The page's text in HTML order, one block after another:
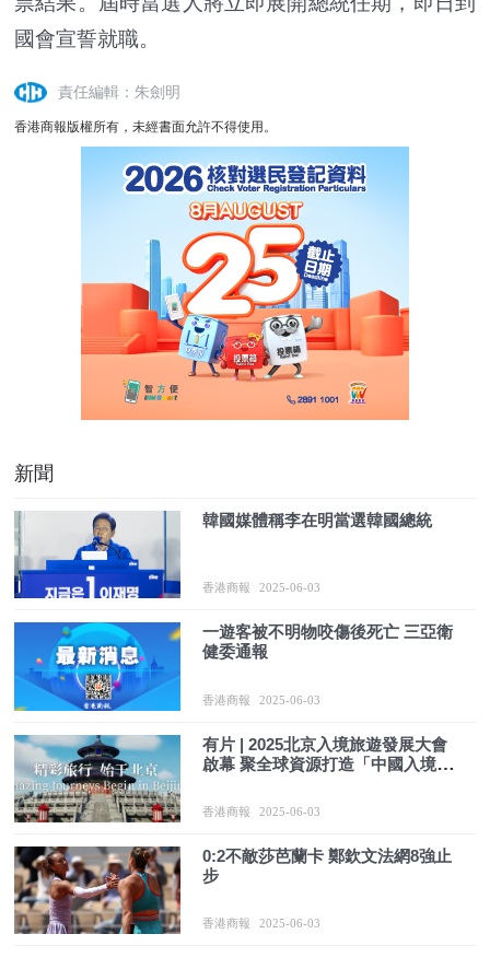
國會宣誓就職。
責任編輯：朱劍明
香港商報版權所有，未經書面允許不得使用。
新聞
韓國媒體稱李在明當選韓國總統
香港商報 2025-06-03
一遊客被不明物咬傷後死亡 三亞衛
健委通報
香港商報 2025-06-03
有片 | 2025北京入境旅遊發展大會
啟幕 聚全球資源打造「中國入境旅
香港商報 2025-06-03
0:2不敵莎芭蘭卡 鄭欽文法網8強止
步
香港商報 2025-06-03